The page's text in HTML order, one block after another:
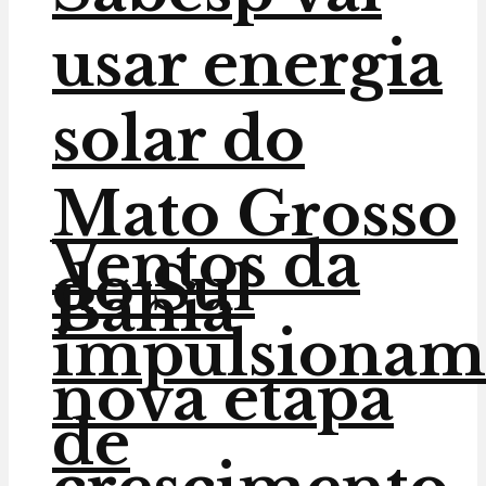
Ventos da
Bahia
impulsionam
nova etapa
de
usar energia
solar do
Mato Grosso
do Sul